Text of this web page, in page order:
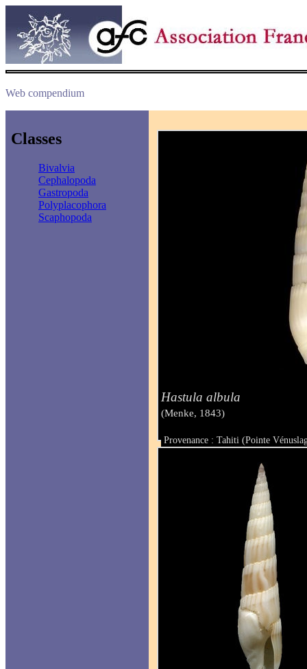
Web compendium
Classes
Bivalvia
Cephalopoda
Gastropoda
Polyplacophora
Scaphopoda
Hastula albula
(Menke, 1843)
Provenance : Tahiti (Pointe
Taille : 21.9 mm